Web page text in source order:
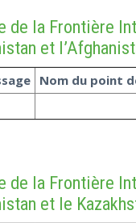
de la Frontière
et
Nom du point
de la Frontière
et le